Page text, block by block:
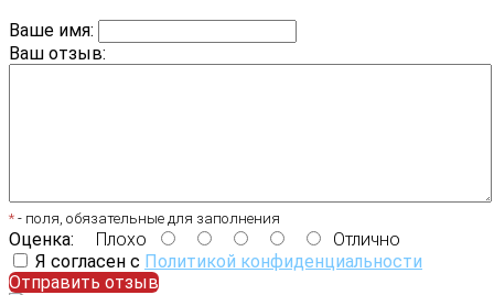
Ваше имя:
Ваш отзыв:
* - поля, обязательные для заполнения
Оценка: Плохо
Отлично
Я согласен с Политикой конфиденциальности
Отправить отзыв